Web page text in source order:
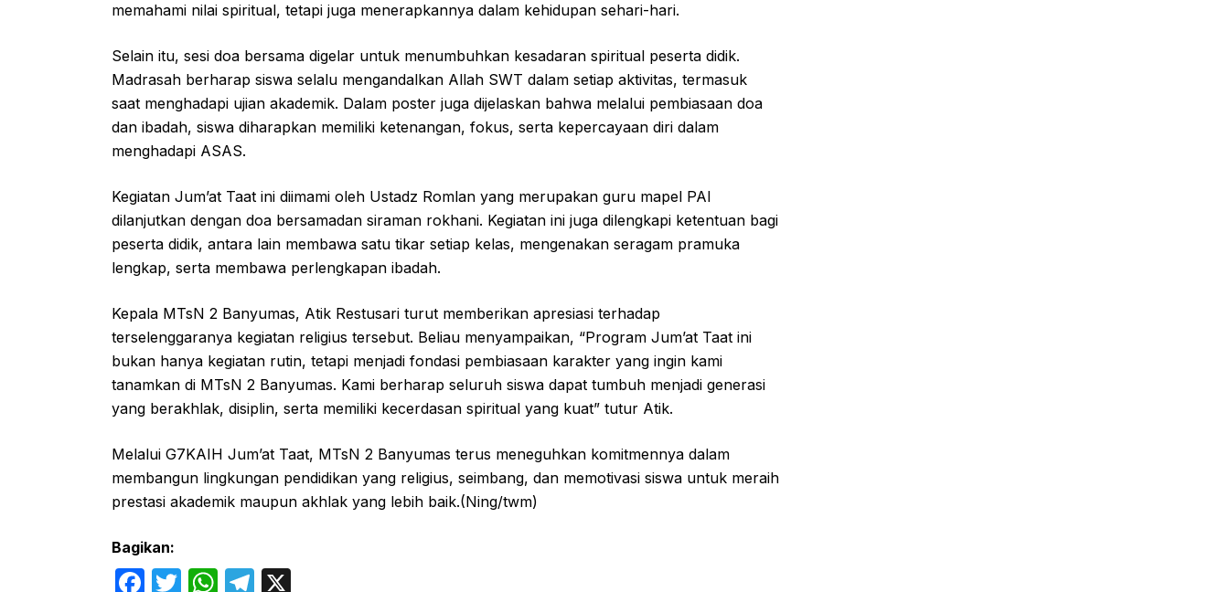
memahami nilai spiritual, tetapi juga menerapkannya dalam kehidupan sehari-hari.
Selain itu, sesi doa bersama digelar untuk menumbuhkan kesadaran spiritual peserta didik.
Madrasah berharap siswa selalu mengandalkan Allah SWT dalam setiap aktivitas, termasuk
saat menghadapi ujian akademik. Dalam poster juga dijelaskan bahwa melalui pembiasaan doa
dan ibadah, siswa diharapkan memiliki ketenangan, fokus, serta kepercayaan diri dalam
menghadapi ASAS.
Kegiatan Jum’at Taat ini diimami oleh Ustadz Romlan yang merupakan guru mapel PAI
dilanjutkan dengan doa bersamadan siraman rokhani. Kegiatan ini juga dilengkapi ketentuan bagi
peserta didik, antara lain membawa satu tikar setiap kelas, mengenakan seragam pramuka
lengkap, serta membawa perlengkapan ibadah.
Kepala MTsN 2 Banyumas, Atik Restusari turut memberikan apresiasi terhadap
terselenggaranya kegiatan religius tersebut. Beliau menyampaikan, “Program Jum’at Taat ini
bukan hanya kegiatan rutin, tetapi menjadi fondasi pembiasaan karakter yang ingin kami
tanamkan di MTsN 2 Banyumas. Kami berharap seluruh siswa dapat tumbuh menjadi generasi
yang berakhlak, disiplin, serta memiliki kecerdasan spiritual yang kuat” tutur Atik.
Melalui G7KAIH Jum’at Taat, MTsN 2 Banyumas terus meneguhkan komitmennya dalam
membangun lingkungan pendidikan yang religius, seimbang, dan memotivasi siswa untuk meraih
prestasi akademik maupun akhlak yang lebih baik.(Ning/twm)
Bagikan:
F
T
W T